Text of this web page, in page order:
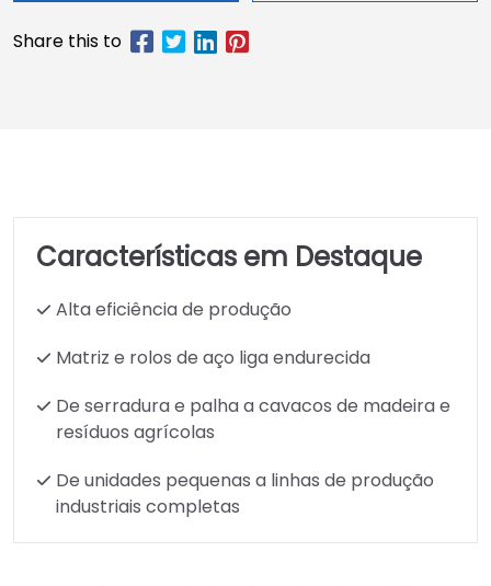
Características em Destaque
Alta eficiência de produção
Matriz e rolos de aço liga endurecida
De serradura e palha a cavacos de madeira e
resíduos agrícolas
De unidades pequenas a linhas de produção
industriais completas